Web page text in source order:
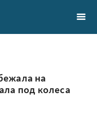
на
под колеса